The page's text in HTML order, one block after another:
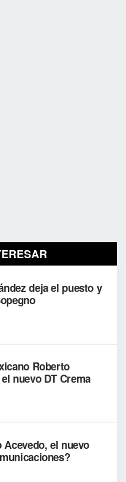
deja el puesto y
Roberto
nuevo DT Crema
el nuevo